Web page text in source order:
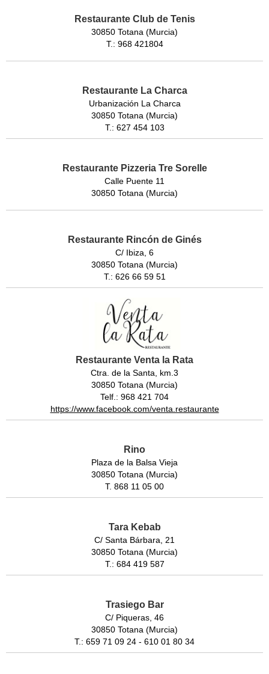
Restaurante Club de Tenis
30850 Totana (Murcia)
T.: 968 421804
Restaurante La Charca
Urbanización La Charca
30850 Totana (Murcia)
T.: 627 454 103
Restaurante Pizzeria Tre Sorelle
Calle Puente 11
30850 Totana (Murcia)
Restaurante Rincón de Ginés
C/ Ibiza, 6
30850 Totana (Murcia)
T.: 626 66 59 51
Restaurante Venta la Rata
Ctra. de la Santa, km.3
30850 Totana (Murcia)
Telf.: 968 421 704
https://www.facebook.com/venta.restaurante
Rino
Plaza de la Balsa Vieja
30850 Totana (Murcia)
T. 868 11 05 00
Tara Kebab
C/ Santa Bárbara, 21
30850 Totana (Murcia)
T.: 684 419 587
Trasiego Bar
C/ Piqueras, 46
30850 Totana (Murcia)
T.: 659 71 09 24 - 610 01 80 34